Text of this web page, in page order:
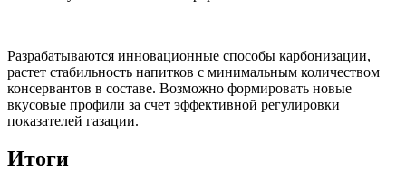
Разрабатываются инновационные способы карбонизации,
растет стабильность напитков с минимальным количеством
консервантов в составе. Возможно формировать новые
вкусовые профили за счет эффективной регулировки
показателей газации.
Итоги